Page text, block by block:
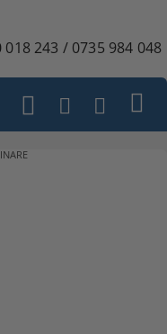
018 243 / 0735 984 048